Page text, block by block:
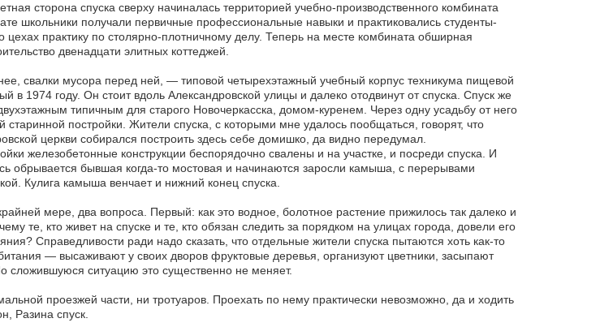
сторона спуска сверху начиналась территорией учебно-производственного комбината
школьники получали первичные профессиональные навыки и практиковались студенты-
цехах практику по столярно-плотничному делу. Теперь на месте комбината обширная
двенадцати элитных коттеджей.
свалки мусора перед ней, — типовой четырехэтажный учебный корпус техникума пищевой
в 1974 году. Он стоит вдоль Александровской улицы и далеко отодвинут от спуска. Спуск же
типичным для старого Новочеркасска, домом-куренем. Через одну усадьбу от него
постройки. Жители спуска, с которыми мне удалось пообщаться, говорят, что
церкви собирался построить здесь себе домишко, да видно передумал.
железобетонные конструкции беспорядочно свалены и на участке, и посреди спуска. И
обрывается бывшая когда-то мостовая и начинаются заросли камыша, с перерывами
Кулига камыша венчает и нижний конец спуска.
мере, два вопроса. Первый: как это водное, болотное растение прижилось так далеко и
те, кто живет на спуске и те, кто обязан следить за порядком на улицах города, довели его
Справедливости ради надо сказать, что отдельные жители спуска пытаются хоть как-то
— высаживают у своих дворов фруктовые деревья, организуют цветники, засыпают
сложившуюся ситуацию это существенно не меняет.
проезжей части, ни тротуаров. Проехать по нему практически невозможно, да и ходить
Разина спуск.